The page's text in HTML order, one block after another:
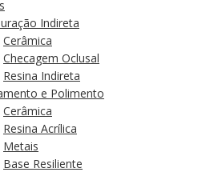
Indireta
Cerâmica
Checagem Oclusal
Resina Indireta
e Polimento
Cerâmica
Resina Acrílica
Metais
Base Resiliente